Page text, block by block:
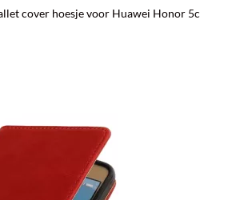
cover hoesje voor Huawei Honor 5c